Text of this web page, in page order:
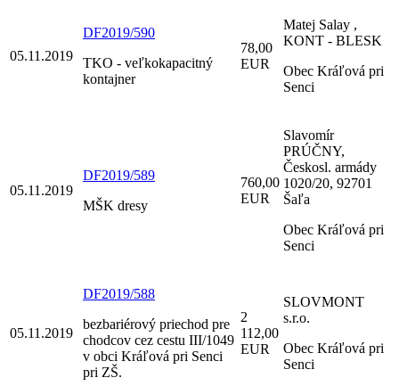
05.11.2019
DF2019/590
TKO - veľkokapacitný
kontajner
78,00
EUR
Matej Salay ,
KONT - BLESK
Obec Kráľová pri
Senci
05.11.2019
DF2019/589
MŠK dresy
760,00
EUR
Slavomír
PRÚČNY,
Českosl. armády
1020/20, 92701
Šaľa
Obec Kráľová pri
Senci
05.11.2019
DF2019/588
bezbariérový priechod pre
chodcov cez cestu III/1049
v obci Kráľová pri Senci
pri ZŠ.
2
112,00
EUR
SLOVMONT
s.r.o.
Obec Kráľová pri
Senci